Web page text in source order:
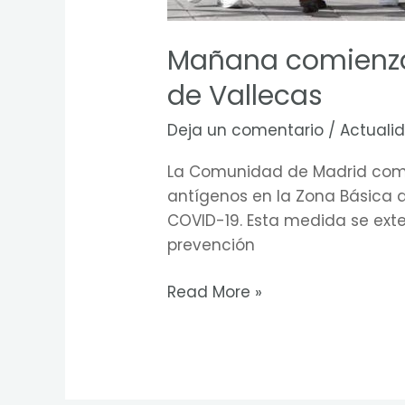
Mañana
de Vallecas
Deja un comentario /
La Comunidad de Madrid
antígenos en la Zona Básica
COVID-19. Esta medida se
prevención
Read More »